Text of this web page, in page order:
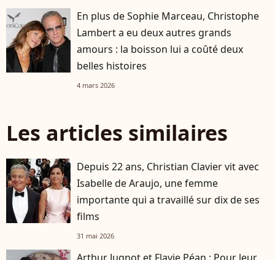
En plus de Sophie Marceau, Christophe
Lambert a eu deux autres grands
amours : la boisson lui a coûté deux
belles histoires
4 mars 2026
Les articles similaires
Depuis 22 ans, Christian Clavier vit avec
Isabelle de Araujo, une femme
importante qui a travaillé sur dix de ses
films
31 mai 2026